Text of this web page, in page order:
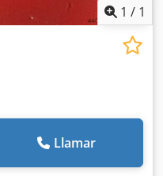
1 / 1
Llamar